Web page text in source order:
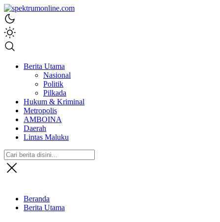
spektrumonline.com
Berita Utama
Nasional
Politik
Pilkada
Hukum & Kriminal
Metropolis
AMBOINA
Daerah
Lintas Maluku
Beranda
Berita Utama